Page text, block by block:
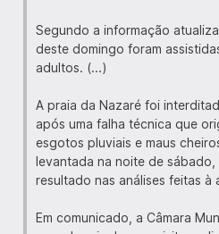
Segundo a informação
deste domingo foram
adultos. (...)
A praia da Nazaré foi
após uma falha técnica que
esgotos pluviais e maus
levantada na noite de
resultado nas análises feitas à
Em comunicado, a Câmara